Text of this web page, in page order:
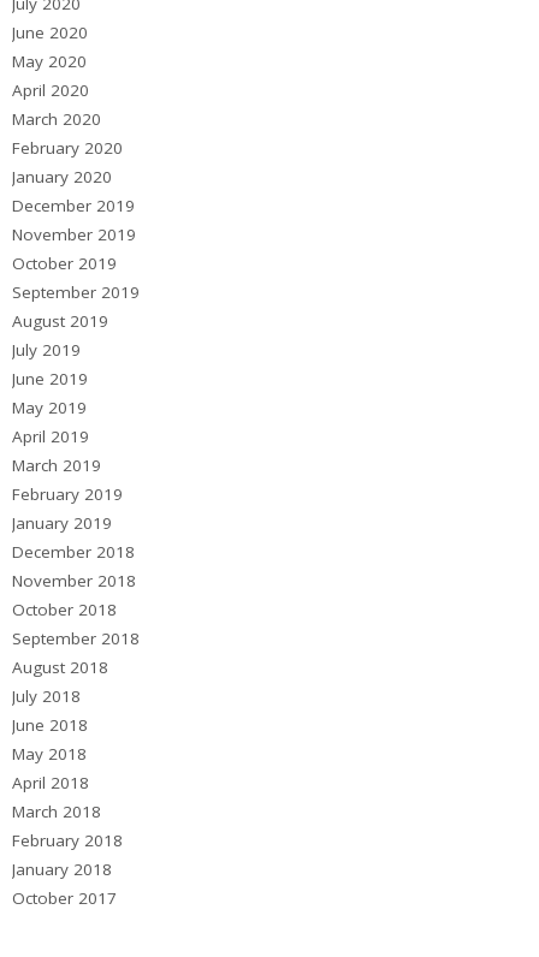
June 2020
May 2020
April 2020
March 2020
February 2020
January 2020
December 2019
November 2019
October 2019
September 2019
August 2019
July 2019
June 2019
May 2019
April 2019
March 2019
February 2019
January 2019
December 2018
November 2018
October 2018
September 2018
August 2018
July 2018
June 2018
May 2018
April 2018
March 2018
February 2018
January 2018
October 2017